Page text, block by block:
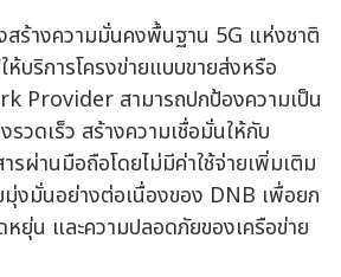
สร้างความมั่นคงพื้นฐาน 5G แห่งชาติ
บริการโครงข่ายแบบขายส่งหรือ
Provider สามารถปกป้องความเป็น
รวดเร็ว สร้างความเชื่อมั่นให้กับ
รผ่านมือถือโดยไม่มีค่าใช้จ่ายเพิ่มเติม
งมั่นอย่างต่อเนื่องของ DNB เพื่อยก
ยุ่น และความปลอดภัยของเครือข่าย